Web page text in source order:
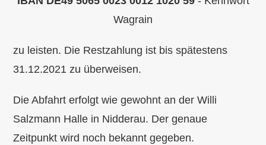
Wagrain
zu leisten. Die Restzahlung ist bis spätestens
31.12.2021 zu überweisen.
Die Abfahrt erfolgt wie gewohnt an der Willi
Salzmann Halle in Nidderau. Der genaue
Zeitpunkt wird noch bekannt gegeben.